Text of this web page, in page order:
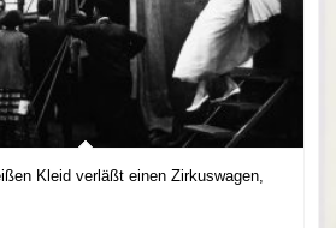
Kleid verläßt einen Zirkuswagen,